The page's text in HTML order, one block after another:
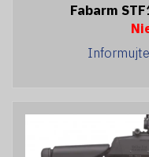
Fabarm